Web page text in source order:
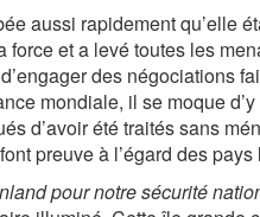
aussi rapidement qu’elle
force et a levé toutes les
des négociations
mondiale, il se moque
d’avoir été traités sans
preuve à l’égard des
pour notre sécurité